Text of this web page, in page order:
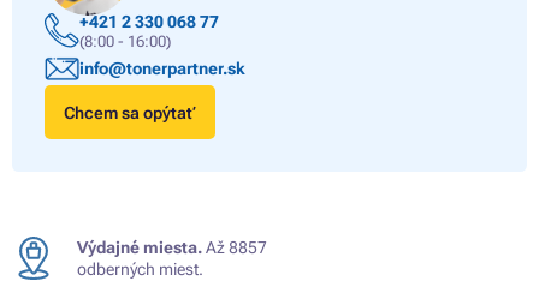
+421 2 330 068 77
(8:00 - 16:00)
info@tonerpartner.sk
Chcem sa opýtať
Výdajné miesta.Až 8857
odberných miest.